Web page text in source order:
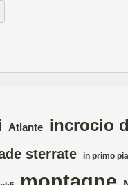
Atlante incrocio
sterrate in primo